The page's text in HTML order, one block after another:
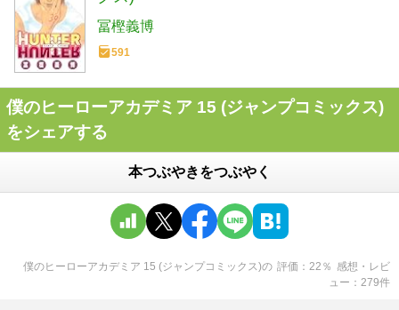
冨樫義博
591
僕のヒーローアカデミア 15 (ジャンプコミックス)
をシェアする
本つぶやきをつぶやく
僕のヒーローアカデミア 15 (ジャンプコミックス)の 評価 22 ％ 感想・レビ
ュー
279件